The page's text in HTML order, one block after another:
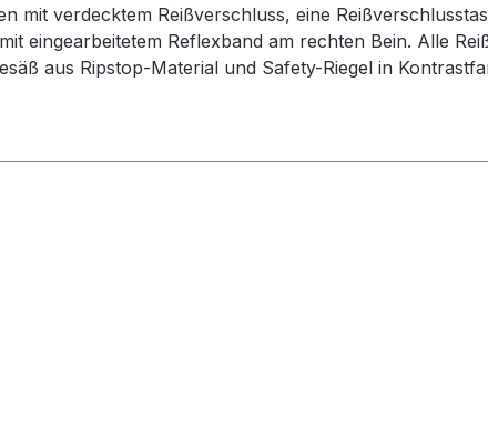
mit verdecktem Reißverschluss, eine
eingearbeitetem Reflexband am rechten Bein. Alle
aus Ripstop-Material und Safety-Riegel in